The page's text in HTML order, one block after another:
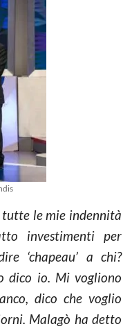
tutte le mie indennità
investimenti per
‘chapeau’ a chi?
dico io. Mi vogliono
dico che voglio
Malagò ha detto